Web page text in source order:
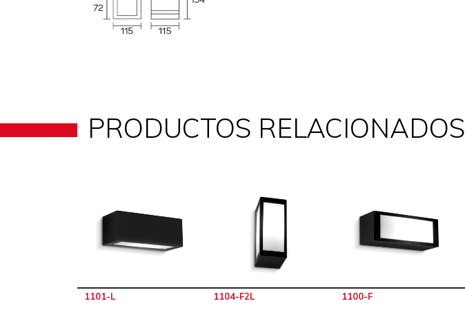
PRODUCTOS RELACIONADOS
1101-L 1104-F2L 1100-F